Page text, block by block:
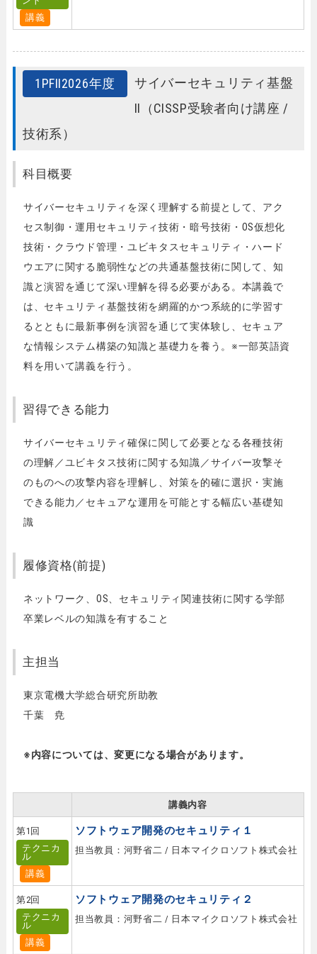
講義
1PFⅡ2026年度
サイバーセキュリティ基盤
Ⅱ（CISSP受験者向け講座 /
技術系）
科目概要
サイバーセキュリティを深く理解する前提として、アク
セス制御・運用セキュリティ技術・暗号技術・OS仮想化
技術・クラウド管理・ユビキタスセキュリティ・ハード
ウエアに関する脆弱性などの共通基盤技術に関して、知
識と演習を通じて深い理解を得る必要がある。本講義で
は、セキュリティ基盤技術を網羅的かつ系統的に学習す
るとともに最新事例を演習を通じて実体験し、セキュア
な情報システム構築の知識と基礎力を養う。※一部英語資
料を用いて講義を行う。
習得できる能力
サイバーセキュリティ確保に関して必要となる各種技術
の理解／ユビキタス技術に関する知識／サイバー攻撃そ
のものへの攻撃内容を理解し、対策を的確に選択・実施
できる能力／セキュアな運用を可能とする幅広い基礎知
識
履修資格(前提)
ネットワーク、OS、セキュリティ関連技術に関する学部
卒業レベルの知識を有すること
主担当
東京電機大学総合研究所助教
千葉 尭
※内容については、変更になる場合があります。
講義内容
第1回
テクニカ
ル
講義
ソフトウェア開発のセキュリティ１
担当教員：河野省二 / 日本マイクロソフト株式会社
第2回
テクニカ
ル
講義
ソフトウェア開発のセキュリティ２
担当教員：河野省二 / 日本マイクロソフト株式会社